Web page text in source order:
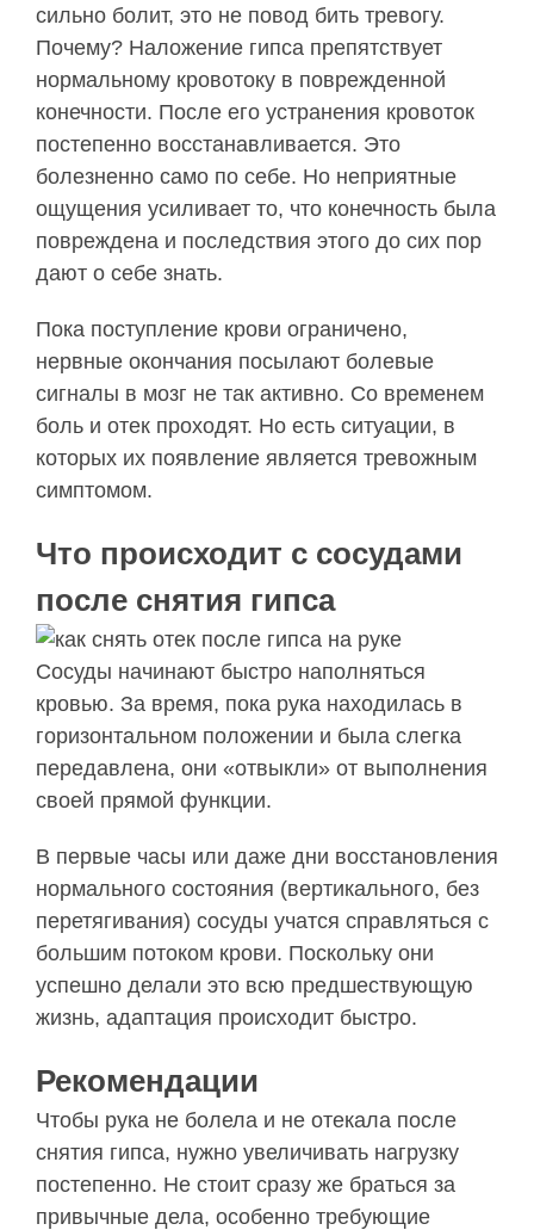
сильно болит, это не повод бить тревогу.
Почему? Наложение гипса препятствует
нормальному кровотоку в поврежденной
конечности. После его устранения кровоток
постепенно восстанавливается. Это
болезненно само по себе. Но неприятные
ощущения усиливает то, что конечность была
повреждена и последствия этого до сих пор
дают о себе знать.
Пока поступление крови ограничено,
нервные окончания посылают болевые
сигналы в мозг не так активно. Со временем
боль и отек проходят. Но есть ситуации, в
которых их появление является тревожным
симптомом.
Что происходит с сосудами
после снятия гипса
Сосуды начинают быстро наполняться
кровью. За время, пока рука находилась в
горизонтальном положении и была слегка
передавлена, они «отвыкли» от выполнения
своей прямой функции.
В первые часы или даже дни восстановления
нормального состояния (вертикального, без
перетягивания) сосуды учатся справляться с
большим потоком крови. Поскольку они
успешно делали это всю предшествующую
жизнь, адаптация происходит быстро.
Рекомендации
Чтобы рука не болела и не отекала после
снятия гипса, нужно увеличивать нагрузку
постепенно. Не стоит сразу же браться за
привычные дела, особенно требующие